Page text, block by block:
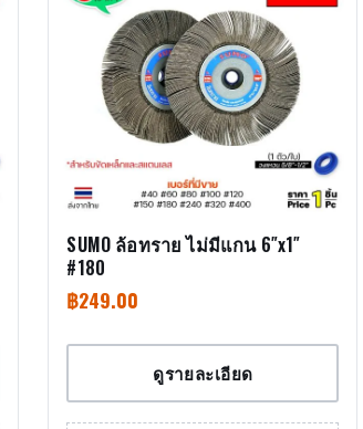
SUMO ล้อทราย ไม่มีแกน 6″x1″
#180
฿249.00
ดูรายละเอียด